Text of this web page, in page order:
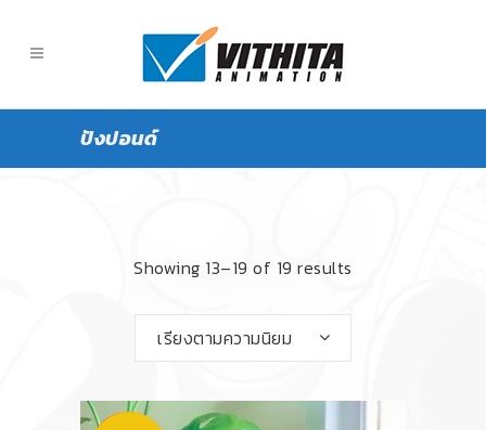
ปังปอนด์
Showing 13–19 of 19 results
เรียงตามความนิยม